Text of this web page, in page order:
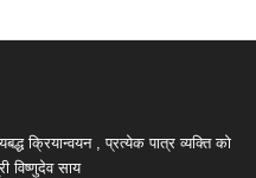
क्रियान्वयन , प्रत्येक पात्र व्यक्ति को
विष्णुदेव साय